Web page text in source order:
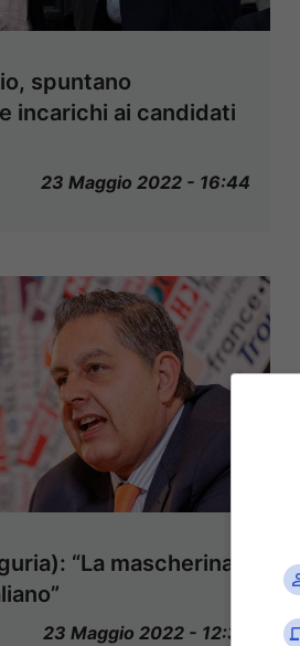
spuntano
incarichi ai candidati
23 Maggio 2022 - 16:44
“La mascherina
23 Maggio 2022 - 12:35